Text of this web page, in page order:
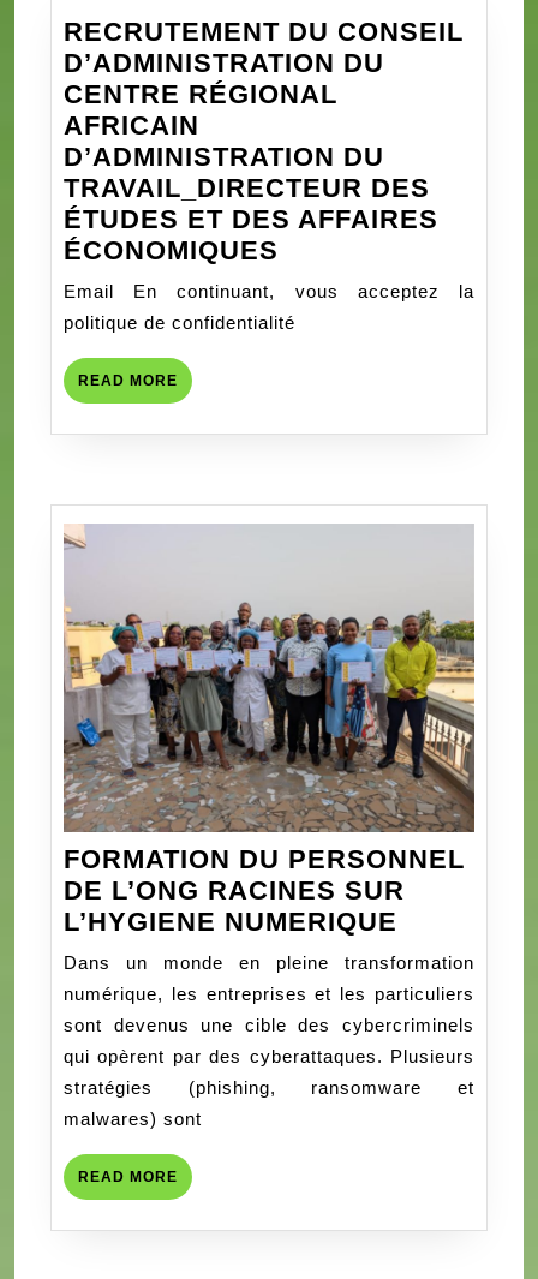
RECRUTEMENT DU CONSEIL
D’ADMINISTRATION DU
CENTRE RÉGIONAL
AFRICAIN
D’ADMINISTRATION DU
TRAVAIL_DIRECTEUR DES
ÉTUDES ET DES AFFAIRES
ÉCONOMIQUES
CONSEIL
RÉGIONAL
DU
ÉTUDES
ET
DES
AFFAIRES
ÉCONOMIQUES
Email En continuant, vous acceptez la
politique de confidentialité
READ MORE READ
MORE
FORMATION DU PERSONNEL
DE L’ONG RACINES SUR
L’HYGIENE NUMERIQUE
DU
DE
L’ONG
RACINES
Dans un monde en pleine transformation
numérique, les entreprises et les particuliers
sont devenus une cible des cybercriminels
qui opèrent par des cyberattaques. Plusieurs
stratégies (phishing, ransomware et
malwares) sont
READ MORE READ
MORE